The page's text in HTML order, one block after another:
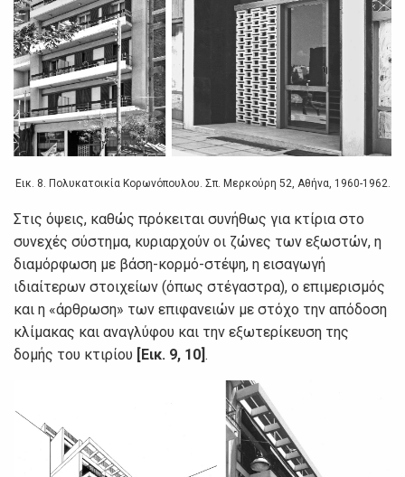
Εικ. 8. Πολυκατοικία Κορωνόπουλου. Σπ. Μερκούρη 52, Αθήνα, 1960-1962.
Στις όψεις, καθώς πρόκειται συνήθως για κτίρια στο
συνεχές σύστημα, κυριαρχούν οι ζώνες των εξωστών, η
διαμόρφωση με βάση-κορμό-στέψη, η εισαγωγή
ιδιαίτερων στοιχείων (όπως στέγαστρα), ο επιμερισμός
και η «άρθρωση» των επιφανειών με στόχο την απόδοση
κλίμακας και αναγλύφου και την εξωτερίκευση της
δομής του κτιρίου [Εικ. 9, 10] .